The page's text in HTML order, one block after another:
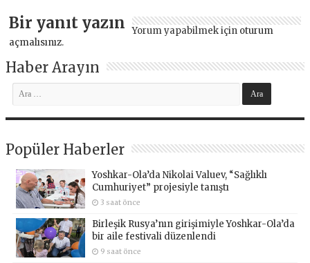
Bir yanıt yazın Yorum yapabilmek için oturum
açmalısınız.
Haber Arayın
Popüler Haberler
Yoshkar-Ola’da Nikolai Valuev, “Sağlıklı
Cumhuriyet” projesiyle tanıştı
3 saat önce
Birleşik Rusya’nın girişimiyle Yoshkar-Ola’da
bir aile festivali düzenlendi
9 saat önce